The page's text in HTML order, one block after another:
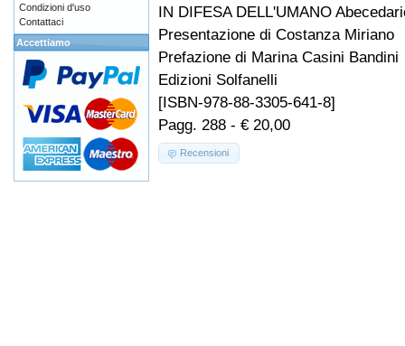
IN DIFESA DELL'UMANO
Presentazione di Costanza Miriano
Prefazione di Marina Casini Bandini
Edizioni Solfanelli
[ISBN-978-88-3305-641-8]
Pagg. 288 - € 20,00
Recensioni
Condizioni d'uso
Contattaci
Accettiamo